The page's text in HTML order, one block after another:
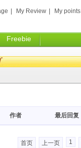
Freebie
My Review My points
最后回复
作者
首页 上一页 1